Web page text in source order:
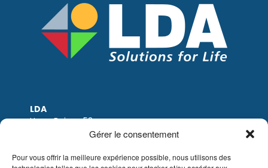
Gérer le consentement
Pour vous offrir la meilleure expérience possible, nous utilisons des
LDA
Hoge Buizen 53